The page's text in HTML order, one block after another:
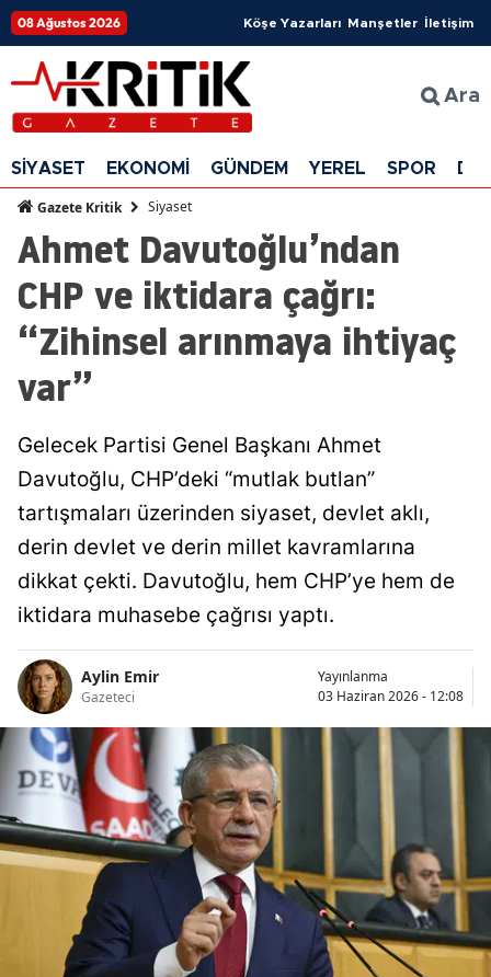
08 Ağustos 2026 Köşe Yazarları Manşetler İletişim
Ara
SİYASET EKONOMİ GÜNDEM YEREL SPOR
Gazete Kritik Siyaset
Ahmet Davutoğlu’ndan
CHP ve iktidara çağrı:
“Zihinsel arınmaya ihtiyaç
var”
Gelecek Partisi Genel Başkanı Ahmet
Davutoğlu, CHP’deki “mutlak butlan”
tartışmaları üzerinden siyaset, devlet aklı,
derin devlet ve derin millet kavramlarına
dikkat çekti. Davutoğlu, hem CHP’ye hem de
iktidara muhasebe çağrısı yaptı.
Aylin Emir
Gazeteci
Yayınlanma
03 Haziran 2026 - 12:08